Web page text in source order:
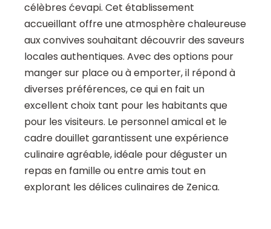
célèbres ćevapi. Cet établissement
accueillant offre une atmosphère chaleureuse
aux convives souhaitant découvrir des saveurs
locales authentiques. Avec des options pour
manger sur place ou à emporter, il répond à
diverses préférences, ce qui en fait un
excellent choix tant pour les habitants que
pour les visiteurs. Le personnel amical et le
cadre douillet garantissent une expérience
culinaire agréable, idéale pour déguster un
repas en famille ou entre amis tout en
explorant les délices culinaires de Zenica.